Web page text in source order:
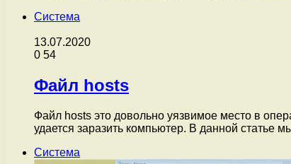
Система
13.07.2020
0 54
Файл hosts
Файл hosts это довольно уязвимое место в
удается заразить компьютер. В данной статье
Система